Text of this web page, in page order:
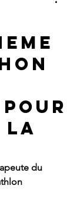
pour
la
du